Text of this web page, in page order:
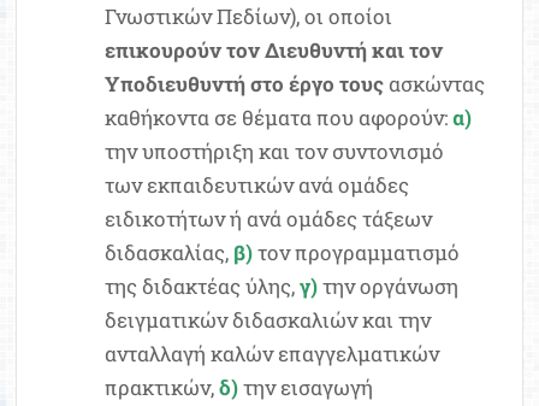
Γνωστικών Πεδίων), οι οποίοι
επικουρούν τον Διευθυντή και τον
Υποδιευθυντή στο έργο τουςασκώντας
καθήκοντα σε θέματα που αφορούν:α)
την υποστήριξη και τον συντονισμό
των εκπαιδευτικών ανά ομάδες
ειδικοτήτων ή ανά ομάδες τάξεων
διδασκαλίας, β)τον προγραμματισμό
της διδακτέας ύλης,γ)την οργάνωση
δειγματικών διδασκαλιών και την
ανταλλαγή καλών επαγγελματικών
πρακτικών,δ)την εισαγωγή